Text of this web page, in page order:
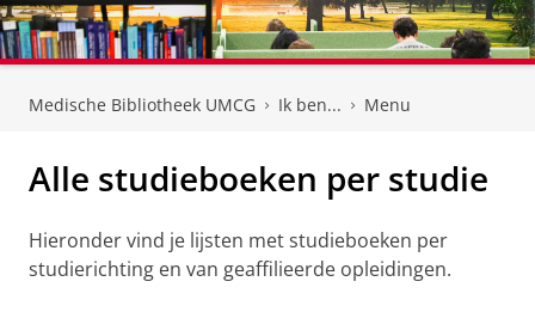
Medische Bibliotheek UMCG Ik ben... Menu
Alle studieboeken per studie
Hieronder vind je lijsten met studieboeken per
studierichting en van geaffilieerde opleidingen.